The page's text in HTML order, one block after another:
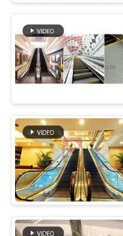
NÓS
EXCURSÃO
DA
FÁBRICA
CONTROLE
DA
QUALIDADE
CONTACTE-
NOS
Sala da
menos
Elevador